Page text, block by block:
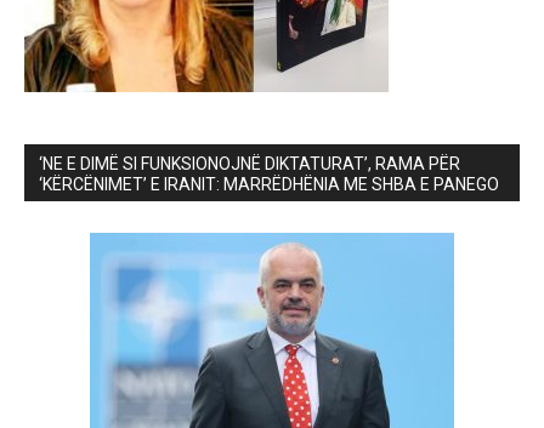
‘NE E DIMË SI FUNKSIONOJNË DIKTATURAT’, RAMA PËR
‘KËRCËNIMET’ E IRANIT: MARRËDHËNIA ME SHBA E PANEGO